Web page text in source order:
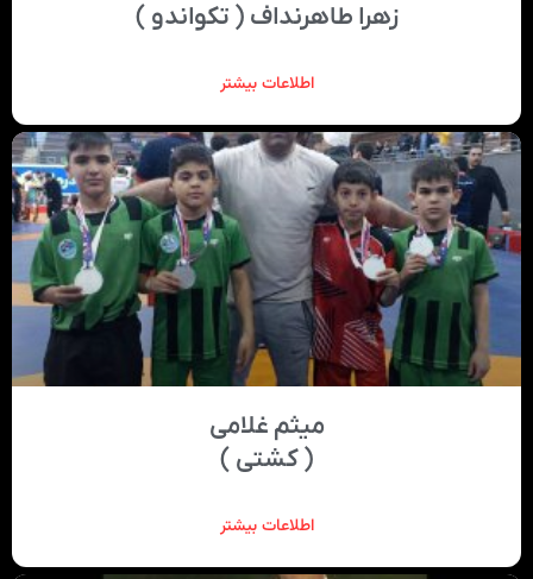
زهرا طاهرنداف ( تکواندو )
اطلاعات بیشتر
میثم غلامی
( کشتی )
اطلاعات بیشتر